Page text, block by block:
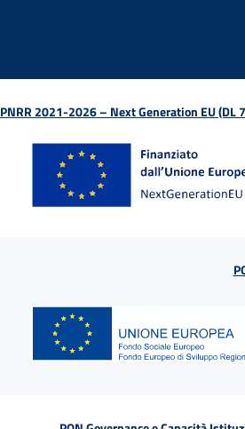
PNRR 2021-2026 – Next Generation EU